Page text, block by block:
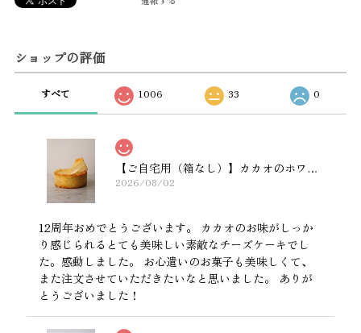
ショップの評価
すべて 1006 33 0
【ご自宅用（箱なし）】カカオのホワイトチーズケーキ 12cmホール
2026/08/02
12周年おめでとうございます。 カカオのお味がしっか
り感じられるとても美味しい素敵なチーズケーキでし
た。感動しました。 お心遣いのお菓子も美味しくて、
また注文させていただきたいなと思いました。 ありが
とうございました！